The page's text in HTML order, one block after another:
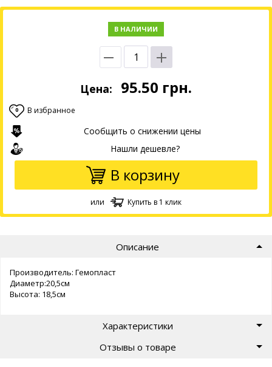
В НАЛИЧИИ
Цена: 95.50 грн.
0 В избранное
Сообщить о снижении цены
Нашли дешевле?
В корзину
или Купить в 1 клик
Описание
Производитель: Гемопласт
Диаметр:20,5см
Высота: 18,5см
Характеристики
Отзывы о товаре